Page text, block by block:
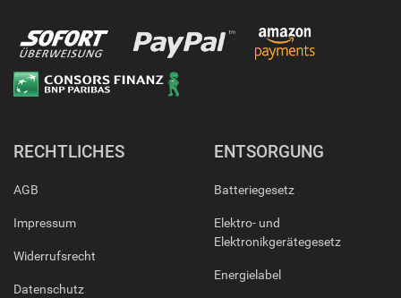
RECHTLICHES
AGB
Impressum
Widerrufsrecht
Datenschutz
ENTSORGUNG
Batteriegesetz
Elektro- und
Elektronikgerätegesetz
Energielabel